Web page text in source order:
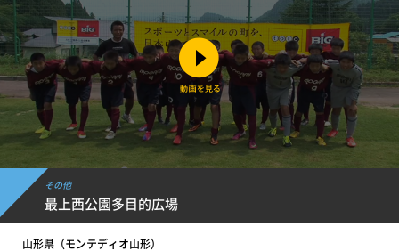
その他
最上西公園多目的広場
山形県（モンテディオ山形）